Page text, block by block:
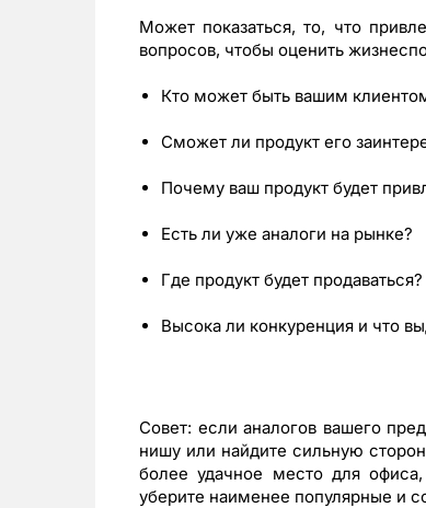
Может показаться, то, что
вопросов, чтобы оценить
Кто может быть вашим
Сможет ли продукт его
Почему ваш продукт будет
Есть ли уже аналоги на рынке?
Где продукт будет продаваться?
Высока ли конкуренция и что
Совет: если аналогов вашего
нишу или найдите сильную
более удачное место для
уберите наименее популярные и